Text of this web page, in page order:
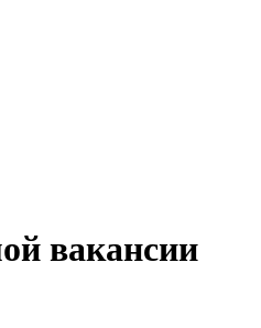
вакансии